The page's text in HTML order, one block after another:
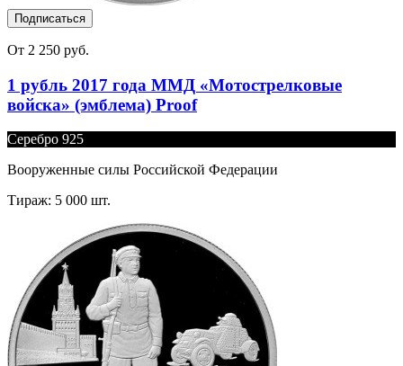
Подписаться
От 2 250 руб.
1 рубль 2017 года ММД «Мотострелковые
войска» (эмблема) Proof
Серебро 925
Вооруженные силы Российской Федерации
Тираж: 5 000 шт.